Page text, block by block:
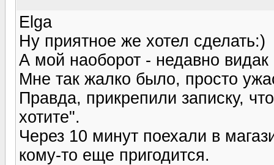
Elga
Ну приятное же хотел сделать:)
А мой наоборот - недавно
Мне так жалко было, просто
Правда, прикрепили записку,
хотите".
Через 10 минут поехали в
кому-то еще пригодится.